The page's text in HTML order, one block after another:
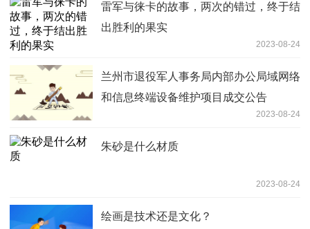
雷军与徕卡的故事，两次的错过，终于结
出胜利的果实
2023-08-24
兰州市退役军人事务局内部办公局域网络
和信息终端设备维护项目成交公告
2023-08-24
朱砂是什么材质
2023-08-24
绘画是技术还是文化？